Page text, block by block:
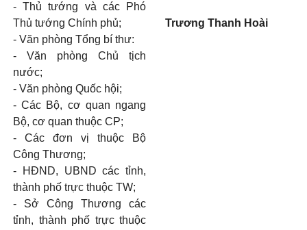
- Thủ tướng và các Phó
Thủ tướng Chính phủ;
- Văn phòng Tổng bí thư:
- Văn phòng Chủ tịch
nước;
- Văn phòng Quốc hội;
- Các Bộ, cơ quan ngang
Bộ, cơ quan thuộc CP;
- Các đơn vị thuộc Bộ
Công Thương;
- HĐND, UBND các tỉnh,
thành phố trực thuộc TW;
- Sở Công Thương các
tỉnh, thành phố trực thuộc
Trương Thanh Hoài